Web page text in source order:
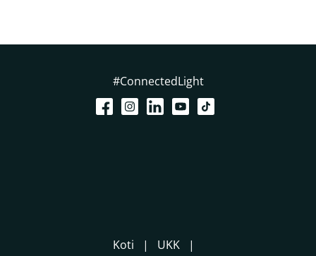
#ConnectedLight
Koti
UKK